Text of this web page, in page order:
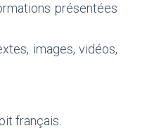
présentées
images, vidéos,
français.